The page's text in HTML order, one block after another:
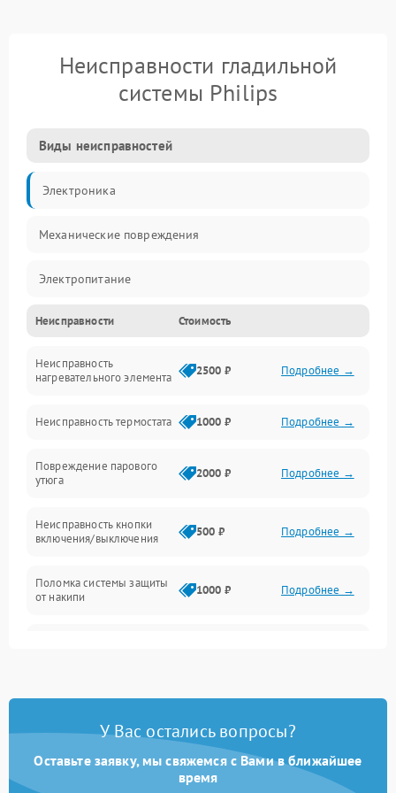
Неисправности гладильной
системы Philips
Виды неисправностей
Электроника
Механические повреждения
Электропитание
Пар
Герметичность
Электроника/Механические
Неисправности Стоимость
Неисправность
нагревательного элемента
2500 ₽ Подробнее →
Неисправность термостата 1000 ₽ Подробнее →
Повреждение парового
утюга
2000 ₽ Подробнее →
Неисправность кнопки
включения/выключения
500 ₽ Подробнее →
Поломка системы защиты
от накипи
1000 ₽ Подробнее →
Поломка системы
Неисправность системы
2000 ₽ Подробнее →
У Вас остались вопросы?
Оставьте заявку, мы свяжемся с Вами в ближайшее
время